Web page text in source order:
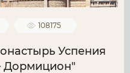
108175
Успения